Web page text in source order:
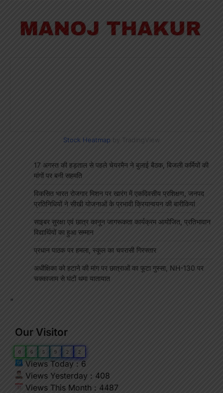
Stock Heatmap by TradingView
17 अगस्त की हड़ताल से पहले चेयरमैन ने बुलाई बैठक, बिजली कर्मियों की
मांगों पर बनी सहमति
विकसित भारत रोजगार मिशन पर खारंग में एकदिवसीय प्रशिक्षण, जनपद
प्रतिनिधियों ने सीखी योजनाओं के प्रभावी क्रियान्वयन की बारीकियां
साइबर सुरक्षा एवं छात्र कानून जागरूकता कार्यक्रम आयोजित, प्रतिभावान
विद्यार्थियों का हुआ सम्मान
प्रधान पाठक पर हमला, स्कूल का चपरासी गिरफ्तार
अधीक्षिका को हटाने की मांग पर छात्राओं का फूटा गुस्सा, NH-130 पर
चक्काजाम से घंटों थमा यातायात
"
Our Visitor
0 6 5 9 2 2
Views Today : 6
Views Yesterday : 408
Views This Month : 4487